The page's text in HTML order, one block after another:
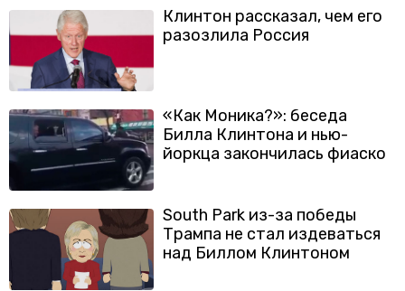
Клинтон рассказал, чем его
разозлила Россия
«Как Моника?»: беседа
Билла Клинтона и нью-
йоркца закончилась фиаско
South Park из-за победы
Трампа не стал издеваться
над Биллом Клинтоном